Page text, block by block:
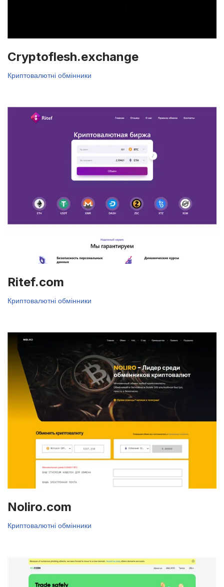
Cryptoflesh.exchange
Криптовалютні обмінники
Ritef.com
Криптовалютні обмінники
Noliro.com
Криптовалютні обмінники